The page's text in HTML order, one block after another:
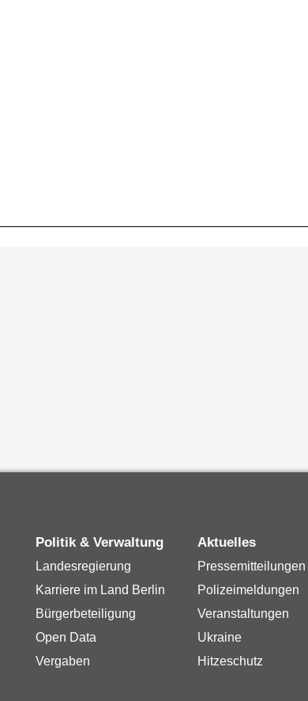
Politik & Verwaltung
Landesregierung
Karriere im Land Berlin
Bürgerbeteiligung
Open Data
Vergaben
Aktuelles
Pressemitteilungen
Polizeimeldungen
Veranstaltungen
Ukraine
Hitzeschutz